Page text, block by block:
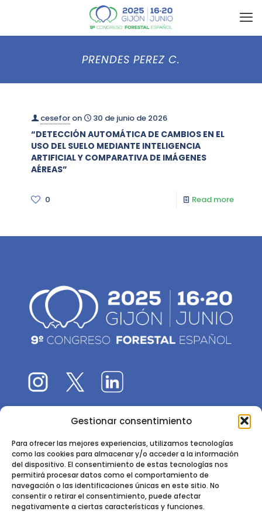
Gestionar consentimiento
Para ofrecer las mejores experiencias, utilizamos tecnologías
como las cookies para almacenar y/o acceder a la información
del dispositivo. El consentimiento de estas tecnologías nos
permitirá procesar datos como el comportamiento de
navegación o las identificaciones únicas en este sitio. No
consentir o retirar el consentimiento, puede afectar
negativamente a ciertas características y funciones.
PRENDES PEREZ C.
cesefor on 30 de junio de 2026
“DETECCIÓN AUTOMÁTICA DE CAMBIOS EN EL
USO DEL SUELO MEDIANTE INTELIGENCIA
ARTIFICIAL Y COMPARATIVA DE IMÁGENES
AÉREAS”
0 Read more
El 9CFE es una actividad promovida por laSociedad
Instituto de Ciencias Forestales, INIA-CSIC
Ctra. de la Coruña km 7,5 - 28040 Madrid